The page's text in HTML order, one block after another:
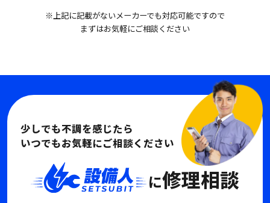
※上記に記載がないメーカーでも対応可能ですので
まずはお気軽にご相談ください
少しでも不調を感じたら
いつでもお気軽にご相談ください
に修理相談